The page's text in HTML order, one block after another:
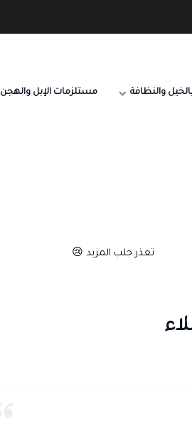
الخيال البيطرية
والنظافة مستلزمات الإبل والهجن
تعذر جلب المزيد 😢